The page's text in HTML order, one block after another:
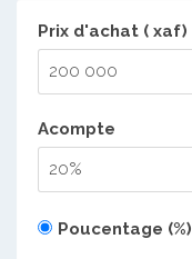
Prix d'achat ( xaf)
Acompte
Poucentage (%)